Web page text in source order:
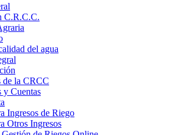
C.R.C.C.
del agua
de la CRCC
y Cuentas
Ingresos de Riego
Otros Ingresos